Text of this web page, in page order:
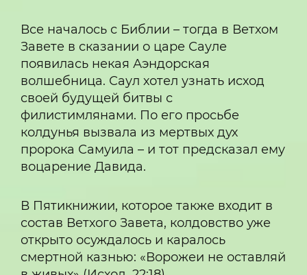
Все началось с Библии – тогда в Ветхом
Завете в сказании о царе Сауле
появилась некая Аэндорская
волшебница. Саул хотел узнать исход
своей будущей битвы с
филистимлянами. По его просьбе
колдунья вызвала из мертвых дух
пророка Самуила – и тот предсказал ему
воцарение Давида.
В Пятикнижии, которое также входит в
состав Ветхого Завета, колдовство уже
открыто осуждалось и каралось
смертной казнью: «Ворожеи не оставляй